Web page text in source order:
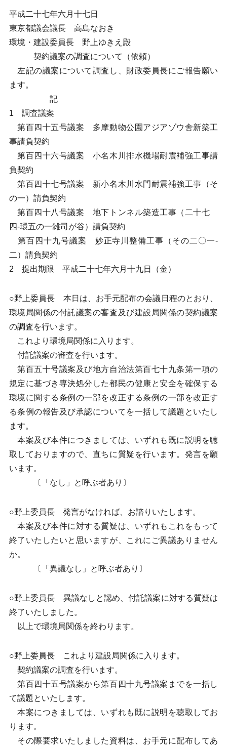
平成二十七年六月十七日
東京都議会議長 高島なおき
環境・建設委員長 野上ゆきえ殿
契約議案の調査について（依頼）
左記の議案について調査し、財政委員長にご報告願い
ます。
記
1 調査議案
第百四十五号議案 多摩動物公園アジアゾウ舎新築工
事請負契約
第百四十六号議案 小名木川排水機場耐震補強工事請
負契約
第百四十七号議案 新小名木川水門耐震補強工事（そ
の一）請負契約
第百四十八号議案 地下トンネル築造工事（二十七
四-環五の一雑司が谷）請負契約
第百四十九号議案 妙正寺川整備工事（その二〇一-
二）請負契約
2 提出期限 平成二十七年六月十九日（金）
○野上委員長 本日は、お手元配布の会議日程のとおり、
環境局関係の付託議案の審査及び建設局関係の契約議案
の調査を行います。
これより環境局関係に入ります。
付託議案の審査を行います。
第百五十号議案及び地方自治法第百七十九条第一項の
規定に基づき専決処分した都民の健康と安全を確保する
環境に関する条例の一部を改正する条例の一部を改正す
る条例の報告及び承認についてを一括して議題といたし
ます。
本案及び本件につきましては、いずれも既に説明を聴
取しておりますので、直ちに質疑を行います。発言を願
います。
〔「なし」と呼ぶ者あり〕
○野上委員長 発言がなければ、お諮りいたします。
本案及び本件に対する質疑は、いずれもこれをもって
終了いたしたいと思いますが、これにご異議ありません
か。
〔「異議なし」と呼ぶ者あり〕
○野上委員長 異議なしと認め、付託議案に対する質疑は
終了いたしました。
以上で環境局関係を終わります。
○野上委員長 これより建設局関係に入ります。
契約議案の調査を行います。
第百四十五号議案から第百四十九号議案までを一括し
て議題といたします。
本案につきましては、いずれも既に説明を聴取してお
ります。
その際要求いたしました資料は、お手元に配布してあ